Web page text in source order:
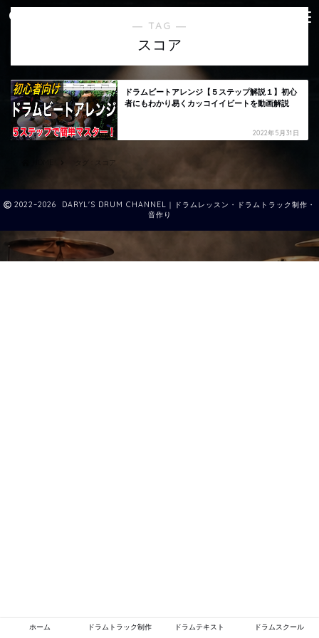
― TAG ―
スコア
ドラムビートアレンジ【５ステップ解説１】初心
者にもわかり易くカッコイイビートを動画解説
2022年5月31日
タグ : スコア
2022–2026 DARYL'S DRUM CHANNEL｜ドラムレッスン・ドラムトラック制作・
音作り
ホーム ドラムトラック制作 ドラムテキスト ドラムスクール